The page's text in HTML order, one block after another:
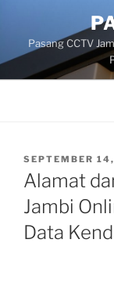
contentPasang CCTV
POSTED
ON
SEPTEMBER
Alamat
Jambi
Data